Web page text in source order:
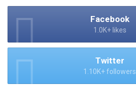
Facebook
1.0K+ likes
Twitter
1.10K+ followers